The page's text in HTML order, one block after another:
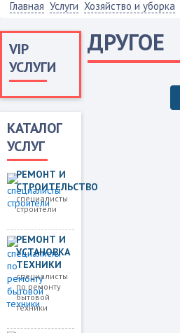
Главная Услуги Хозяйство и уборка
VIP
УСЛУГИ
КАТАЛОГ
УСЛУГ
РЕМОНТ И
СТРОИТЕЛЬСТВО
специалисты
строители
РЕМОНТ И
УСТАНОВКА
ТЕХНИКИ
специалисты
по ремонту
бытовой
техники
ДРУГОЕ